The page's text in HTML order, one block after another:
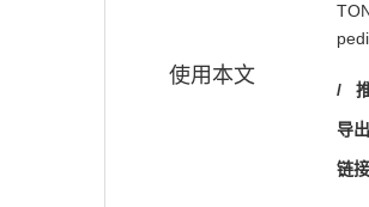
使用本文
/
导
链